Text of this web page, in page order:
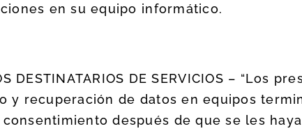
en su equipo informático.
DESTINATARIOS DE SERVICIOS – “Los
y recuperación de datos en equipos
después de que se les